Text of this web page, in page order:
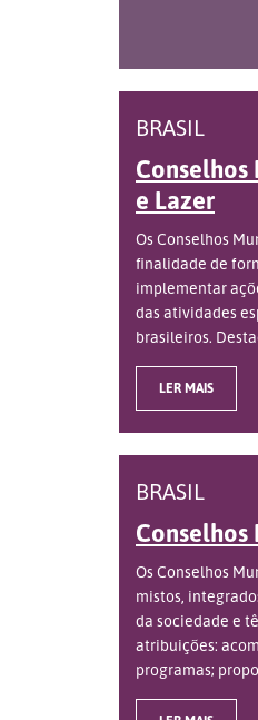
BRASIL
Conselhos
e Lazer
Os Conselhos
finalidade de
implementar
das atividades
brasileiros.
LER MAIS
BRASIL
Os Conselhos
mistos,
da sociedade e
atribuições:
programas;